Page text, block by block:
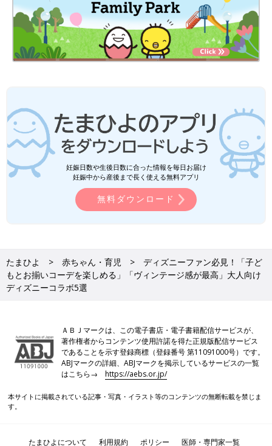
妊娠日数や生後日数に合った情報を毎日お届け
妊娠中から産後まで長く使える無料アプリ
無料ダウンロード
たまひよ 赤ちゃん・育児
ディズニーファン必見！「子ど
もとお揃いコーデを楽しめる」「ヴィンテージ感が最高」大人向け
ディズニーコラボ5選
ＡＢＪマークは、この電子書店・電子書籍配信サービスが、
著作権者からコンテンツ使用許諾を得た正規版配信サービス
であることを示す登録商標（登録番号 第11091000号）です。
ABJマークの詳細、ABJマークを掲示しているサービスの一覧
はこちら→https://aebs.or.jp/
本サイトに掲載されている記事・写真・イラスト等のコンテンツの無断転載を禁じま
す。
たまひよについて 利用規約 ポリシー 医師・専門家一覧